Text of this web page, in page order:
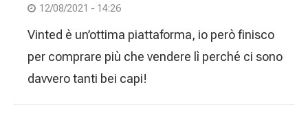
12/08/2021 - 14:26
Vinted è un’ottima piattaforma, io però finisco
per comprare più che vendere lì perché ci sono
davvero tanti bei capi!